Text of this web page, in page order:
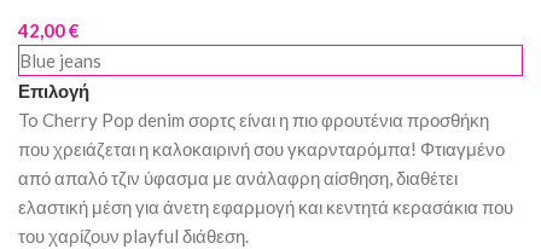
42,00€
Blue jeans
Επιλογή
To Cherry Pop denim σορτς είναι η πιο φρουτένια προσθήκη
που χρειάζεται η καλοκαιρινή σου γκαρνταρόμπα! Φτιαγμένο
από απαλό τζιν ύφασμα με ανάλαφρη αίσθηση, διαθέτει
ελαστική μέση για άνετη εφαρμογή και κεντητά κερασάκια που
του χαρίζουν playful διάθεση.